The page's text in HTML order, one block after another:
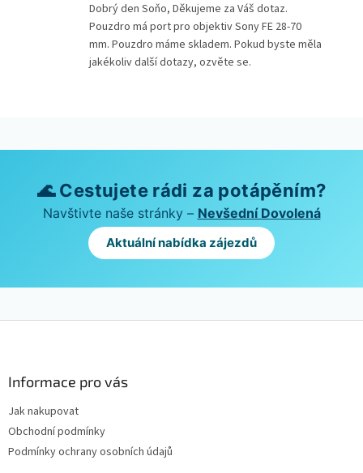
Dobrý den Soňo, Děkujeme za Váš dotaz.
Pouzdro má port pro objektiv Sony FE 28-70
mm. Pouzdro máme skladem. Pokud byste měla
jakékoliv další dotazy, ozvěte se.
🌊 Cestujete rádi za potápěním?
Navštivte naše stránky – Nevšední Dovolená
Aktuální nabídka zájezdů
Informace pro vás
Jak nakupovat
Obchodní podmínky
Podmínky ochrany osobních údajů